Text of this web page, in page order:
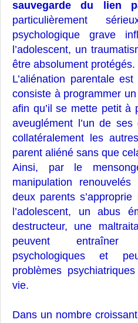
sauvegarde du lien
particulièrement
psychologique grave
l’adolescent, un
être absolument protégés.
L’aliénation parentale
consiste à programmer
afin qu’il se mette petit
aveuglément l’un de
collatéralement les
parent aliéné sans que
Ainsi, par le
manipulation
deux parents s’approprie
l’adolescent, un abus
destructeur, une
peuvent entraîner
psychologiques et
problèmes
vie.
Dans un nombre